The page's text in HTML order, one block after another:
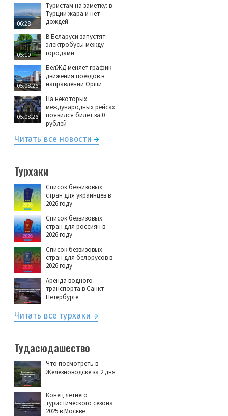
06:28
Туристам на заметку: в
Турции жара и нет
дождей
05:10
В Беларуси запустят
электробусы между
городами
05.08.26
БелЖД меняет график
движения поездов в
направлении Орши
05.08.26
На некоторых
международных рейсах
появился билет за 0
рублей
Читать все новости
Турхаки
Список безвизовых
стран для украинцев в
2026 году
Список безвизовых
стран для россиян в
2026 году
Список безвизовых
стран для белорусов в
2026 году
Аренда водного
транспорта в Санкт-
Петербурге
Читать все турхаки
Тудасюдашество
Что посмотреть в
Железноводске за 2 дня
Конец летнего
туристического сезона
2025 в Москве